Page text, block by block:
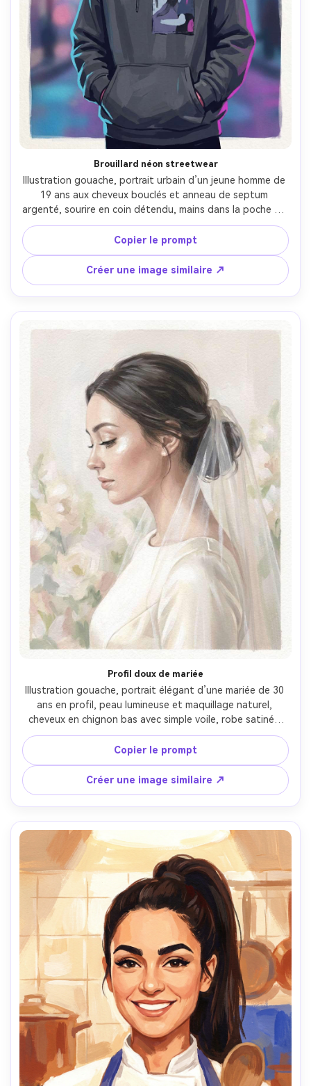
Brouillard néon streetwear
Illustration gouache, portrait urbain d’un jeune homme de
19 ans aux cheveux bouclés et anneau de septum
argenté, sourire en coin détendu, mains dans la poche du
sweat, sweat surdimensionné charbon avec patch
graphique, nuit urbaine floue suggérée par formes néon
douces, lueur bleue et magenta avec bords diffus,
opacité gouache mate, grain de papier texturé, aplats
colorés audacieux à transitions adoucies, contraste élevé
sur les plans du visage, humeur moderne et énergique,
silhouette propre et reflets stylisés, objectif 85mm, faible
Copier le prompt
Créer une image similaire ↗
Profil doux de mariée
Illustration gouache, portrait élégant d’une mariée de 30
ans en profil, peau lumineuse et maquillage naturel,
cheveux en chignon bas avec simple voile, robe satinée
ivoire sans détail superflu, fond en lavis floral pâle, lumière
du matin douce avec reflets nacrés, pigment mat, lavis
délicats superposés, grain de papier visible au fond, cils
et contours des lèvres nets, palette ivoire et rose pâle,
humeur tendre et paisible, objectif 85mm, faible
profondeur de champ --ar 4:5
Copier le prompt
Créer une image similaire ↗